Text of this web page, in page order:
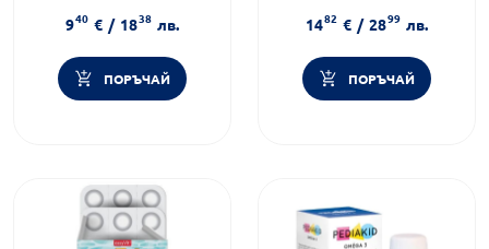
940 € / 1838 лв.
ПОРЪЧАЙ
1482 € / 2899 лв.
ПОРЪЧАЙ